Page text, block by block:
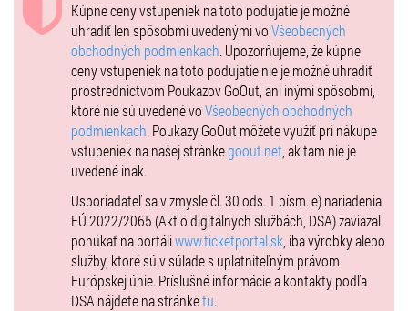
Kúpne ceny vstupeniek na toto podujatie je možné
uhradiť len spôsobmi uvedenými voVšeobecných
obchodných podmienkach. Upozorňujeme, že kúpne
ceny vstupeniek na toto podujatie nie je možné uhradiť
prostredníctvom Poukazov GoOut, ani inými spôsobmi,
ktoré nie sú uvedené voVšeobecných obchodných
podmienkach. Poukazy GoOut môžete využiť pri nákupe
vstupeniek na našej stránkegoout.net , ak tam nie je
uvedené inak.
Usporiadateľ sa v zmysle čl. 30 ods. 1 písm. e) nariadenia
EÚ 2022/2065 (Akt o digitálnych službách, DSA) zaviazal
ponúkať na portáliwww.ticketportal.sk , iba výrobky alebo
služby, ktoré sú v súlade s uplatniteľným právom
Európskej únie. Príslušné informácie a kontakty podľa
DSA nájdete na stránketu.